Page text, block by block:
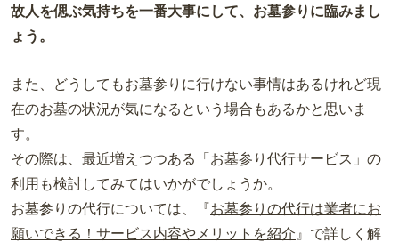
故人を偲ぶ気持ちを一番大事にして、お墓参りに臨みまし
ょう。
また、どうしてもお墓参りに行けない事情はあるけれど現
在のお墓の状況が気になるという場合もあるかと思いま
す。
その際は、最近増えつつある「お墓参り代行サービス」の
利用も検討してみてはいかがでしょうか。
お墓参りの代行については、『お墓参りの代行は業者にお
願いできる！サービス内容やメリットを紹介 』で詳しく解